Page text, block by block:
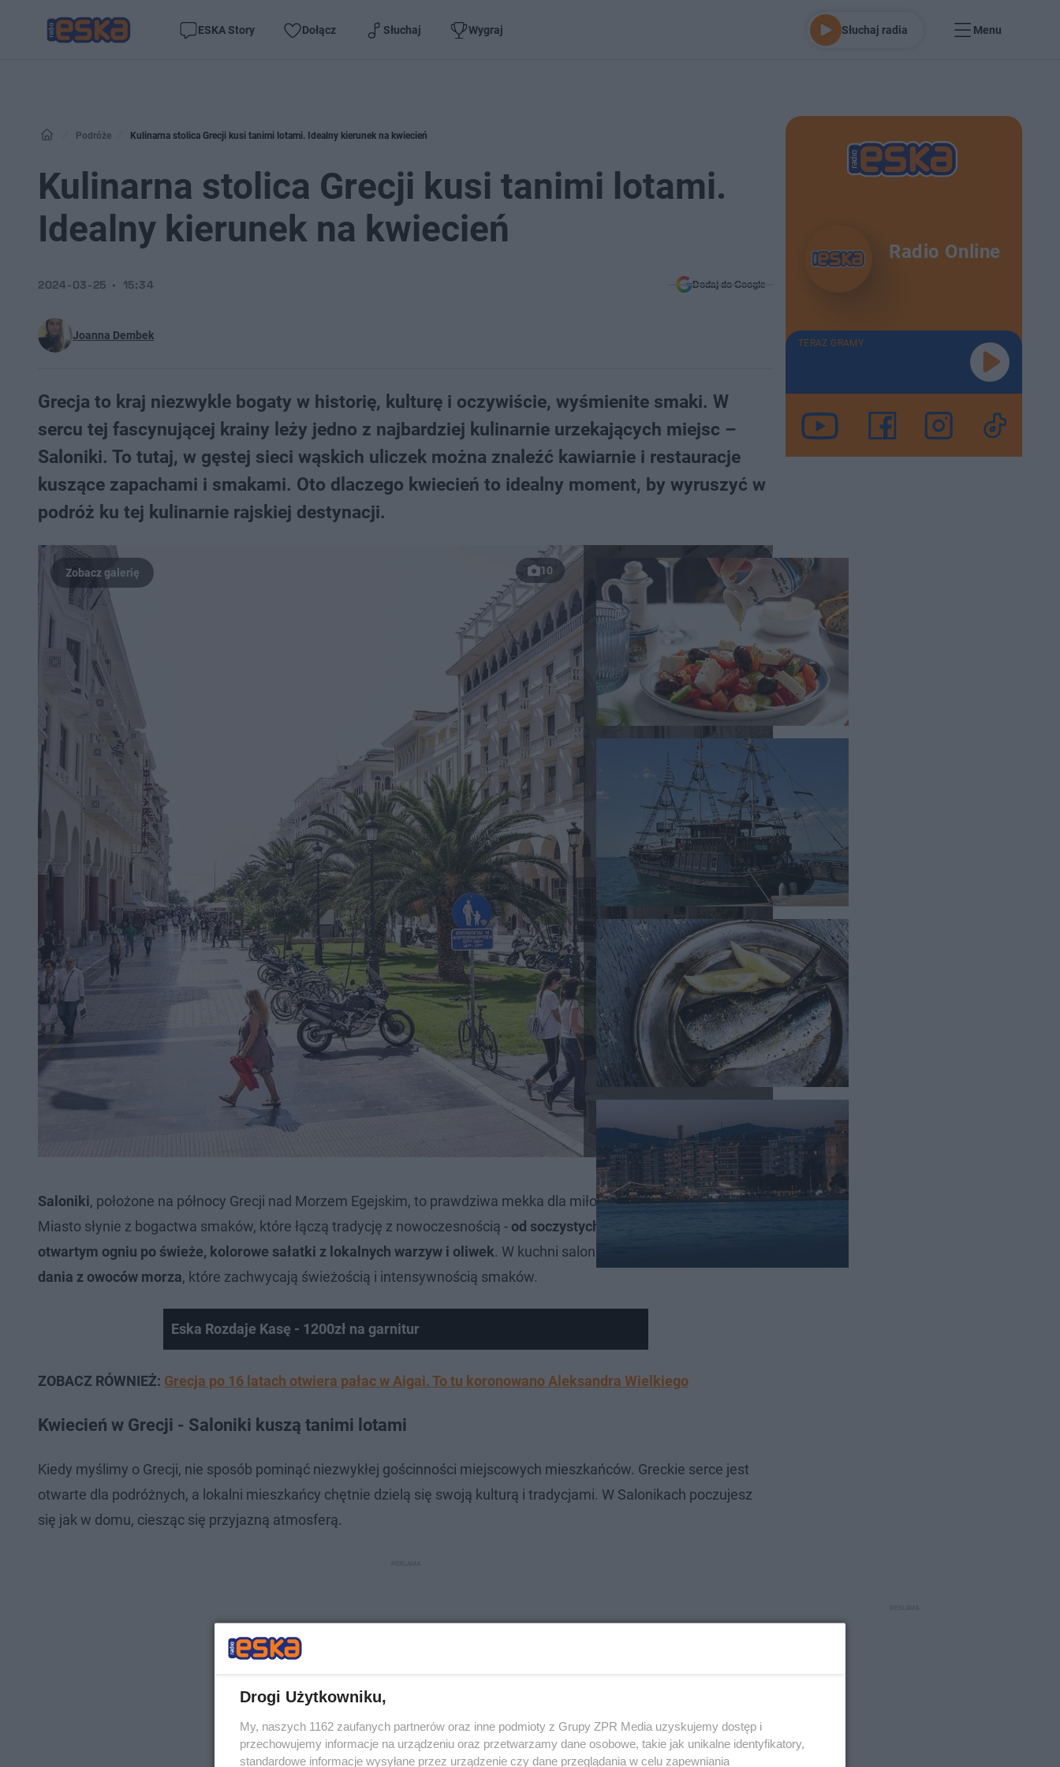
ESKA Story Dołącz Słuchaj Wygraj Słuchaj radia Menu
Podróże Kulinarna stolica Grecji kusi tanimi lotami. Idealny kierunek na kwiecień
Kulinarna stolica Grecji kusi tanimi lotami.
Idealny kierunek na kwiecień
Joanna Dembek
2024-03-25 15:34 Dodaj do Google
Grecja to kraj niezwykle bogaty w historię, kulturę i oczywiście, wyśmienite smaki. W
sercu tej fascynującej krainy leży jedno z najbardziej kulinarnie urzekających miejsc –
Saloniki. To tutaj, w gęstej sieci wąskich uliczek można znaleźć kawiarnie i restauracje
kuszące zapachami i smakami. Oto dlaczego kwiecień to idealny moment, by wyruszyć w
podróż ku tej kulinarnie rajskiej destynacji.
10
Saloniki, położone na północy Grecji nad Morzem Egejskim, to prawdziwa mekka dla miłośników dobrej kuchni.
Miasto słynie z bogactwa smaków, które łączą tradycję z nowoczesnością - od soczystych mięs grillowanych na
otwartym ogniu po świeże, kolorowe sałatki z lokalnych warzyw i oliwek. W kuchni salonickiej dominują również
dania z owoców morza, które zachwycają świeżością i intensywnością smaków.
Eska Rozdaje Kasę - 1200zł na garnitur
ZOBACZ RÓWNIEŻ: Grecja po 16 latach otwiera pałac w Aigai. To tu koronowano Aleksandra Wielkiego
Kwiecień w Grecji - Saloniki kuszą tanimi lotami
Kiedy myślimy o Grecji, nie sposób pominąć niezwykłej gościnności miejscowych mieszkańców. Greckie serce jest
otwarte dla podróżnych, a lokalni mieszkańcy chętnie dzielą się swoją kulturą i tradycjami. W Salonikach poczujesz
się jak w domu, ciesząc się przyjazną atmosferą.
Radio Online
TERAZ GRAMY
Drogi Użytkowniku,
My, naszych 1162 zaufanych partnerów oraz inne podmioty z Grupy ZPR Media uzyskujemy dostęp i
przechowujemy informacje na urządzeniu oraz przetwarzamy dane osobowe, takie jak unikalne identyfikatory,
standardowe informacje wysyłane przez urządzenie czy dane przeglądania w celu zapewniania